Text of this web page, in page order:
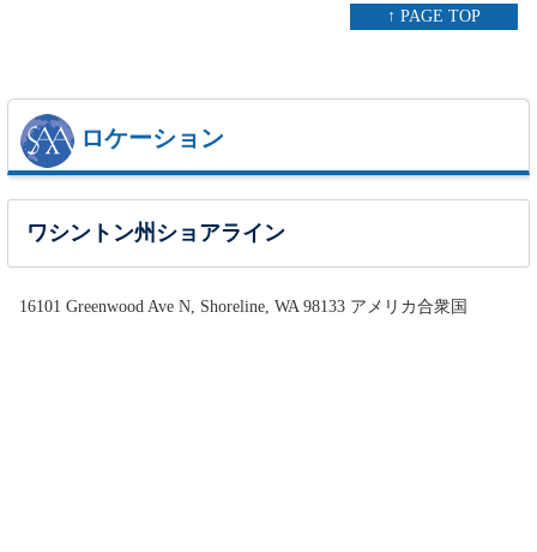
↑ PAGE TOP
ロケーション
ワシントン州ショアライン
16101 Greenwood Ave N, Shoreline, WA 98133 アメリカ合衆国